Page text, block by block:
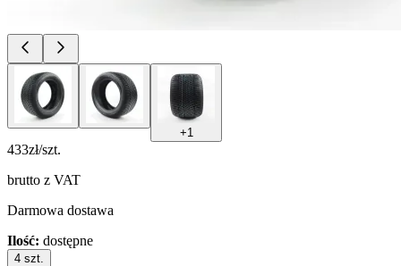
+1
433zł/szt.
brutto z VAT
Darmowa dostawa
Ilość: dostępne
4 szt.